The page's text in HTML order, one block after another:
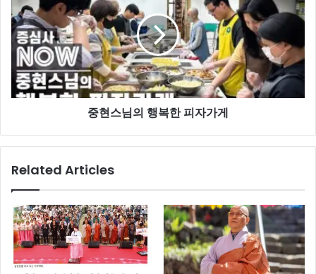
스
님
의
행
복
한
피
중현스님의 행복한 피자가게
Related Articles